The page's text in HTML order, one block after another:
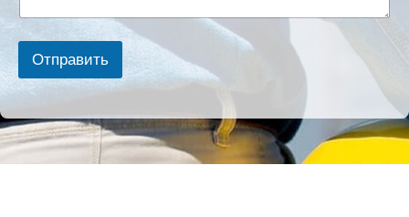
Отправить